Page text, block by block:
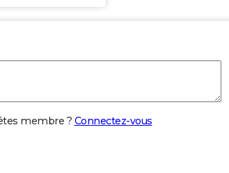
membre ? Connectez-vous